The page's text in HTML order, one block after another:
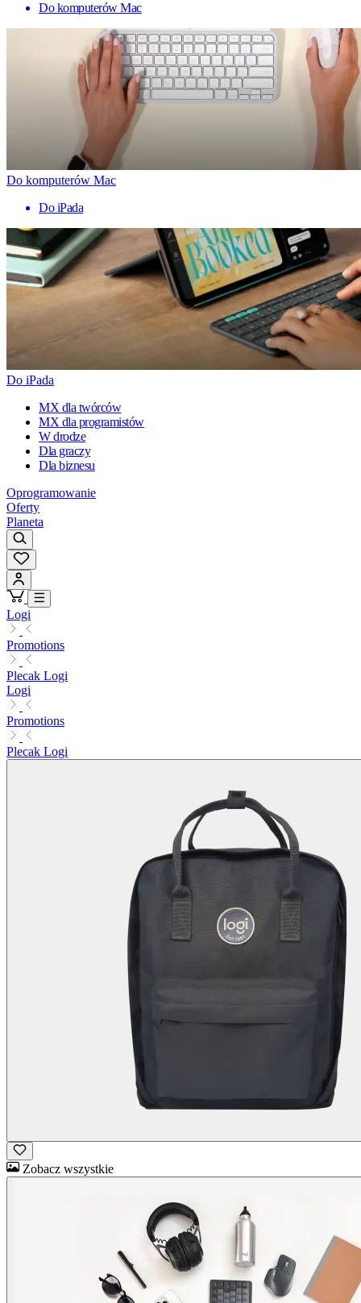
Do komputerów Mac
Do komputerów Mac
Do iPada
Do iPada
MX dla twórców
MX dla programistów
W drodze
Dla graczy
Dla biznesu
Oprogramowanie
Oferty
Planeta
Logi
Promotions
Plecak Logi
Logi
Promotions
Plecak Logi
Zobacz wszystkie